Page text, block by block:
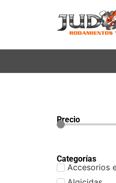
Precio
Categorías
Accesorios